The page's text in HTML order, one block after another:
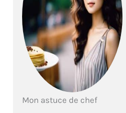
Mon astuce de chef